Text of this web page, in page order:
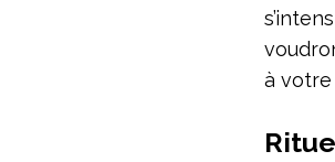
à votre